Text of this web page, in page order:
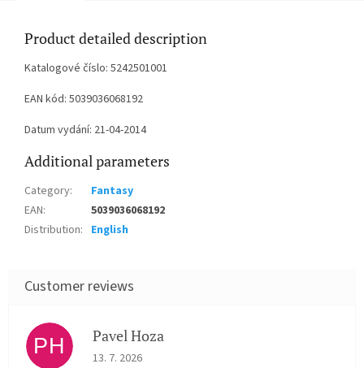
Product detailed description
Katalogové číslo: 5242501001
EAN kód: 5039036068192
Datum vydání: 21-04-2014
Additional parameters
Category:
Fantasy
EAN:
5039036068192
Distribution: English
PH Pavel Hoza
The store rating is 5 out of 5 stars.
13. 7. 2026